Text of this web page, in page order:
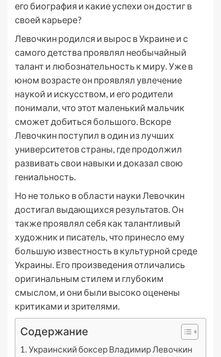
его биография и какие успехи он достиг в
своей карьере?
Левочкин родился и вырос в Украине и с
самого детства проявлял необычайный
талант и любознательность к миру. Уже в
юном возрасте он проявлял увлечение
наукой и искусством, и его родители
понимали, что этот маленький мальчик
сможет добиться большого. Вскоре
Левочкин поступил в один из лучших
университетов страны, где продолжил
развивать свои навыки и доказал свою
гениальность.
Но не только в области науки Левочкин
достигал выдающихся результатов. Он
также проявлял себя как талантливый
художник и писатель, что принесло ему
большую известность в культурной среде
Украины. Его произведения отличались
оригинальным стилем и глубоким
смыслом, и они были высоко оценены
критиками и зрителями.
Содержание
Украинский боксер Владимир Левочкин